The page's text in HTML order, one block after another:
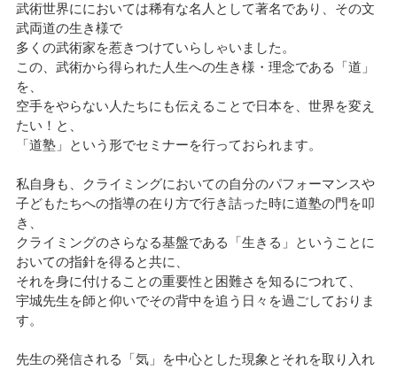
武術世界ににおいては稀有な名人として著名であり、その文
武両道の生き様で
多くの武術家を惹きつけていらしゃいました。
この、武術から得られた人生への生き様・理念である「道」
を、
空手をやらない人たちにも伝えることで日本を、世界を変え
たい！と、
「道塾」という形でセミナーを行っておられます。
私自身も、クライミングにおいての自分のパフォーマンスや
子どもたちへの指導の在り方で行き詰った時に道塾の門を叩
き、
クライミングのさらなる基盤である「生きる」ということに
おいての指針を得ると共に、
それを身に付けることの重要性と困難さを知るにつれて、
宇城先生を師と仰いでその背中を追う日々を過ごしておりま
す。
先生の発信される「気」を中心とした現象とそれを取り入れ